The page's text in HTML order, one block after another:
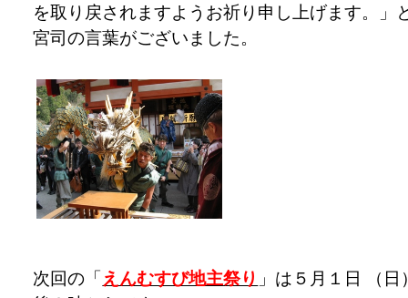
を取り戻されますようお祈り申し上げます。」
宮司の言葉がございました。
次回の「 えんむすび地主祭り 」は５月１日 （日